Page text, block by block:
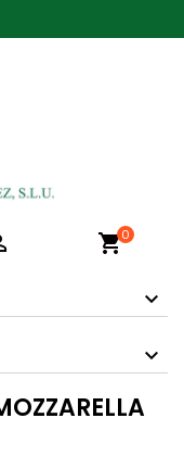
shopping_cart0